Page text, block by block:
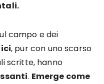
campo e dei
, pur con uno scarso
scritte, hanno
. Emerge come